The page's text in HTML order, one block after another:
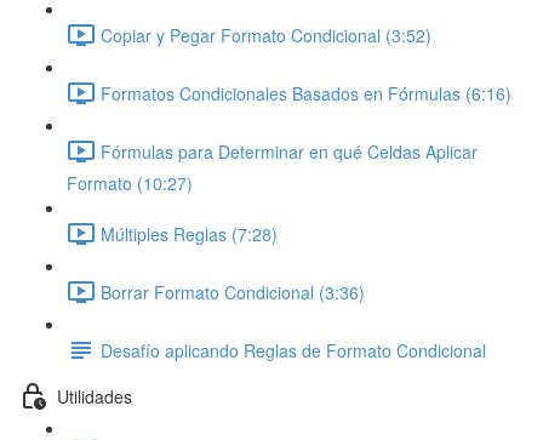
Copiar y Pegar Formato Condicional (3:52)
Formatos Condicionales Basados en Fórmulas (6:16)
Fórmulas para Determinar en qué Celdas Aplicar
Formato (10:27)
Múltiples Reglas (7:28)
Borrar Formato Condicional (3:36)
Desafío aplicando Reglas de Formato Condicional
Utilidades